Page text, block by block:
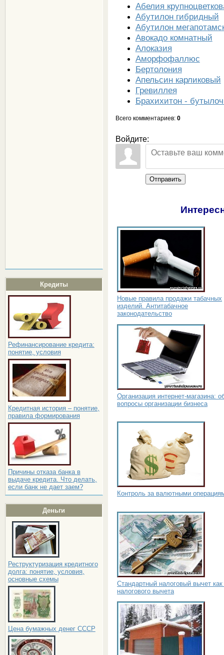
Кредиты
Рефинансирование кредита:
понятие, условия
Кредитная история – понятие,
правила формирования
Причины отказа банка в
выдаче кредита. Что делать,
если банк не дает заем?
Деньги
Реструктуризация кредитного
долга: понятие, условия,
основные схемы
Цена бумажных денег СССР
Абелия
Абутилон гибридный
Абутилон
Авокадо комнатный
Алоказия
Аморфофаллюс
Бертолония
Апельсин карликовый
Гревиллея
Брахихитон -
Всего комментариев: 0
Войдите:
Отправить
Новые правила продажи табачных
изделий. Антитабачное
законодательство
Организация интернет-магазина:
вопросы организации бизнеса
Контроль за валютными
Стандартный налоговый вычет
налогового вычета